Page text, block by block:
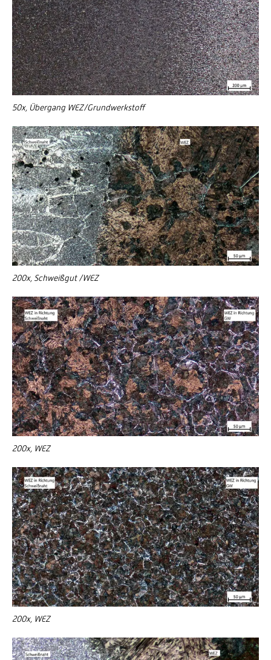
50x, Übergang WEZ/Grundwerkstoff
200x, Schweißgut /WEZ
200x, WEZ
200x, WEZ